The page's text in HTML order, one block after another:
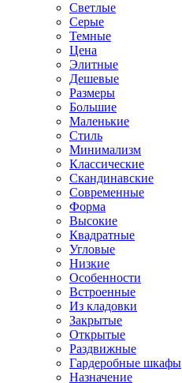
Светлые
Серые
Темные
Цена
Элитные
Дешевые
Размеры
Большие
Маленькие
Стиль
Минимализм
Классические
Скандинавские
Современные
Форма
Высокие
Квадратные
Угловые
Низкие
Особенности
Встроенные
Из кладовки
Закрытые
Открытые
Раздвижные
Гардеробные шкафы
Назначение